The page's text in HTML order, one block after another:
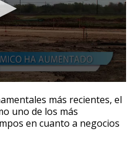
más recientes, el
uno de los más
en cuanto a negocios